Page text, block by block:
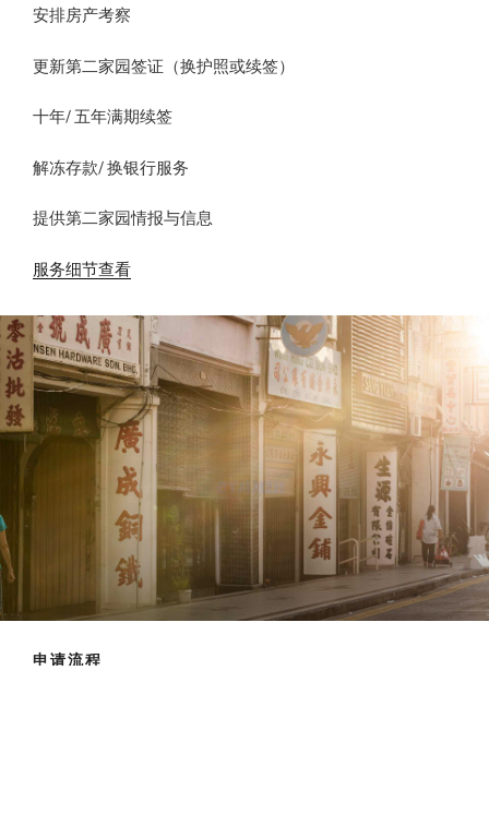
安排房产考察
更新第二家园签证（换护照或续签）
十年/ 五年满期续签
解冻存款/ 换银行服务
提供第二家园情报与信息
服务细节查看
申请流程